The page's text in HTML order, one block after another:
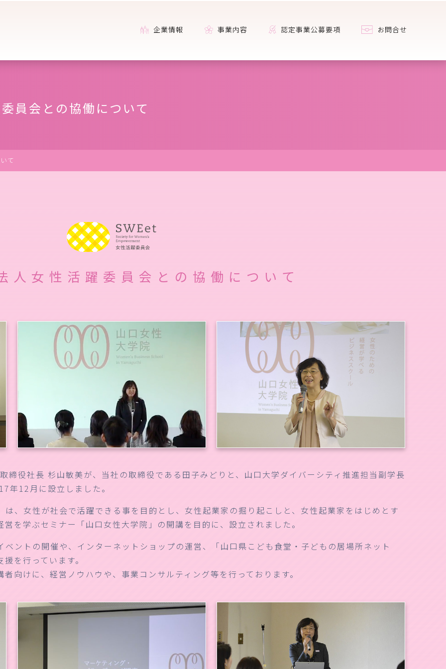
企業情報 事業内容 認定事業公募要項 お問合せ
員会との協働について
て
人女性活躍委員会との協働について
締役社長 杉山敏美が、当社の取締役である田子みどりと、山口大学ダイバーシティ推進担当副学長
年12月に設立しました。
、女性が社会で活躍できる事を目的とし、女性起業家の掘り起こしと、女性起業家をはじめとす
を学ぶセミナー「山口女性大学院」の開講を目的に、設立されました。
ントの開催や、インターネットショップの運営、「山口県こども食堂・子どもの居場所ネット
を行っています。
向けに、経営ノウハウや、事業コンサルティング等を行っております。